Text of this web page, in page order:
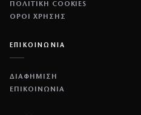
ΠΟΛΙΤΙΚΉ COOKIES
ΌΡΟΙ ΧΡΉΣΗΣ
ΕΠΙΚΟΙΝΩΝΙΑ
ΔΙΑΦΗΜΙΣΗ
ΕΠΙΚΟΙΝΩΝΙΑ